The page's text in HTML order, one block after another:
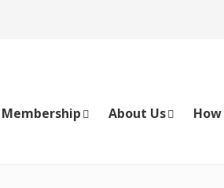
Membership About Us